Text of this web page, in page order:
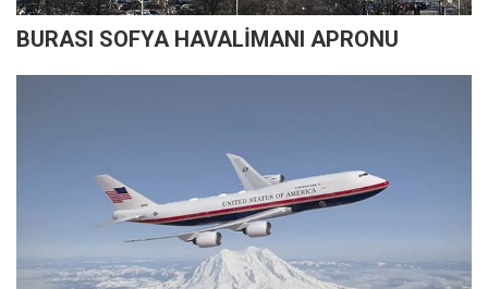
BURASI SOFYA HAVALİMANI APRONU